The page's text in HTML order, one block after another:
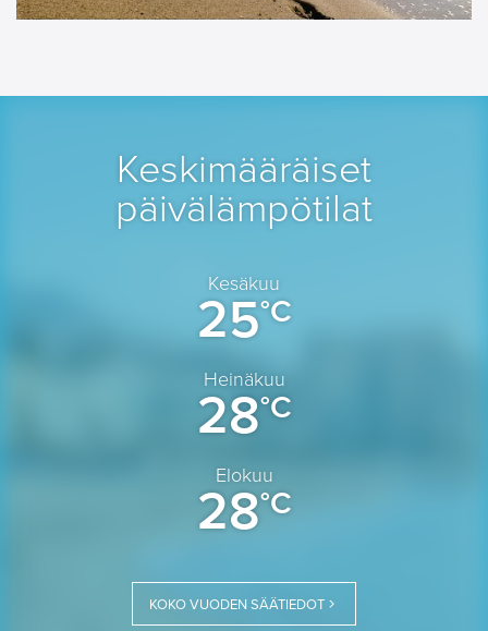
Keskimääräiset
päivälämpötilat
Kesäkuu
25°C
Heinäkuu
28°C
Elokuu
28°C
KOKO VUODEN SÄÄTIEDOT